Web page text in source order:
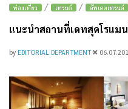
ท่องเที่ยว / เทรนด์ / อัพเดตเทรนด์
แนะนำสถานที่เดทสุดโรแม
by EDITORIAL DEPARTMENT